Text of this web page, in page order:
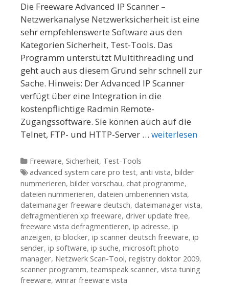
Die Freeware Advanced IP Scanner –
Netzwerkanalyse Netzwerksicherheit ist eine
sehr empfehlenswerte Software aus den
Kategorien Sicherheit, Test-Tools. Das
Programm unterstützt Multithreading und
geht auch aus diesem Grund sehr schnell zur
Sache. Hinweis: Der Advanced IP Scanner
verfügt über eine Integration in die
kostenpflichtige Radmin Remote-
Zugangssoftware. Sie können auch auf die
Telnet, FTP- und HTTP-Server … weiterlesen
Kategorien
Freeware, Sicherheit, Test-Tools
Tags
advanced system care pro test, anti vista, bilder
nummerieren, bilder vorschau, chat programme,
dateien nummerieren, dateien umbenennen vista,
dateimanager freeware deutsch, dateimanager vista,
defragmentieren xp freeware, driver update free,
freeware vista defragmentieren, ip adresse, ip
anzeigen, ip blocker, ip scanner deutsch freeware, ip
sender, ip software, ip suche, microsoft photo
manager, Netzwerk Scan-Tool, registry doktor 2009,
scanner programm, teamspeak scanner, vista tuning
freeware, winrar freeware vista